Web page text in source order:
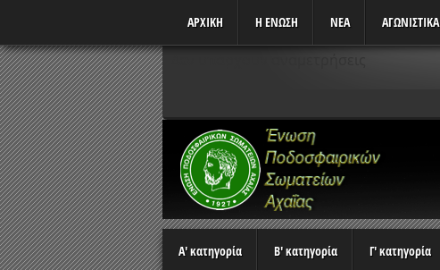
ΑΡΧΙΚΗ Η ΕΝΩΣΗ ΝΕΑ ΑΓΩΝΙΣΤΙΚΆ
Α' κατηγορία Β' κατηγορία Γ' κατηγορία